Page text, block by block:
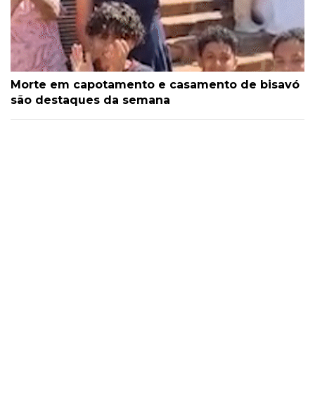
Morte em capotamento e casamento de bisavó
são destaques da semana